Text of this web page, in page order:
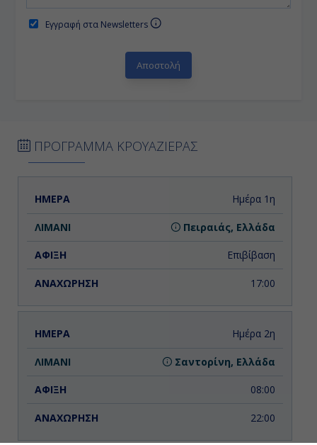
Εγγραφή στα Newsletters
ΠΡΟΓΡΑΜΜΑ ΚΡΟΥΑΖΙΕΡΑΣ
ΗΜΕΡΑ ΑΝΑΧΩΡΗΣΗ
Ημέρα 1η
Πειραιάς, Ελλάδα
Επιβίβαση
17:00
Ημέρα 2η
Σαντορίνη, Ελλάδα
08:00
22:00